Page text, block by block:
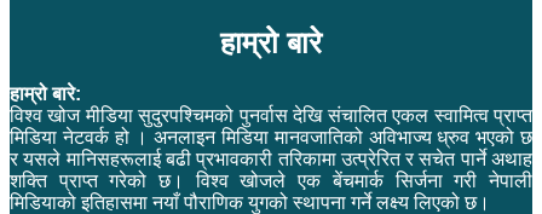
हाम्रो बारे
हाम्रो बारे:
विश्व खोज मीडिया सुदुरपश्चिमको पुनर्वास देखि संचालित एकल स्वामित्व प्राप्त
मिडिया नेटवर्क हो । अनलाइन मिडिया मानवजातिको अविभाज्य ध्रुव भएको छ
र यसले मानिसहरूलाई बढी प्रभावकारी तरिकामा उत्प्रेरित र सचेत पार्ने अथाह
शक्ति प्राप्त गरेको छ। विश्व खोजले एक बेंचमार्क सिर्जना गरी नेपाली
मिडियाको इतिहासमा नयाँ पौराणिक युगको स्थापना गर्ने लक्ष्य लिएको छ।